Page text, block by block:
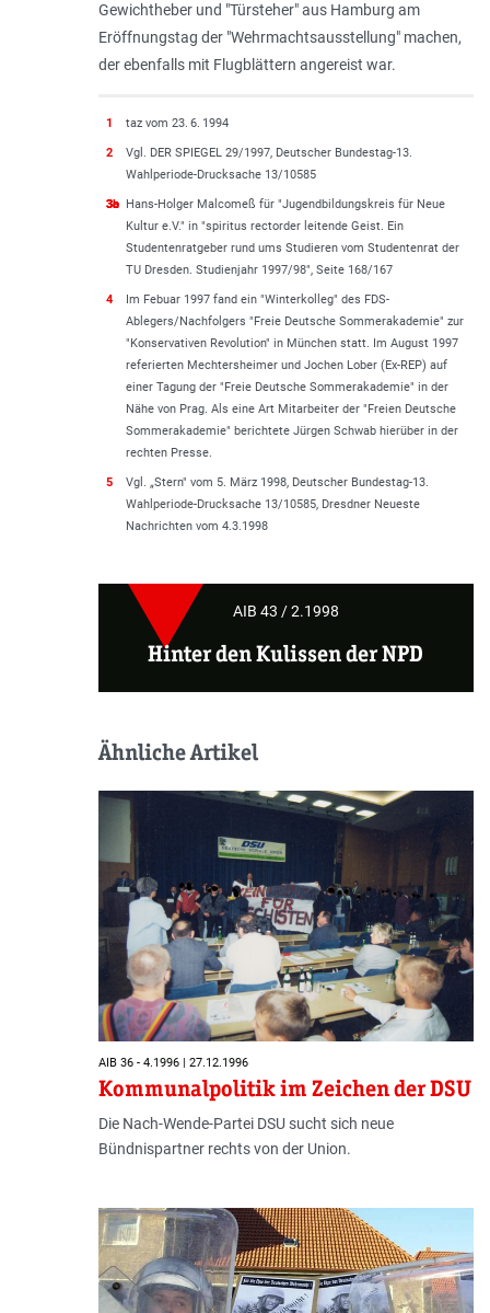
Gewichtheber und "Türsteher" aus Hamburg am
Eröffnungstag der "Wehrmachtsausstellung" machen,
der ebenfalls mit Flugblättern angereist war.
1 taz vom 23. 6. 1994
2
Vgl. DER SPIEGEL 29/1997, Deutscher Bundestag-13.
Wahlperiode-Drucksache 13/10585
3a
3b
3c
Hans-Holger Malcomeß für "Jugendbildungskreis für Neue
Kultur e.V." in "spiritus rectorder leitende Geist. Ein
Studentenratgeber rund ums Studieren vom Studentenrat der
TU Dresden. Studienjahr 1997/98", Seite 168/167
4
Im Febuar 1997 fand ein "Winterkolleg" des FDS-
Ablegers/Nachfolgers "Freie Deutsche Sommerakademie" zur
"Konservativen Revolution" in München statt. Im August 1997
referierten Mechtersheimer und Jochen Lober (Ex-REP) auf
einer Tagung der "Freie Deutsche Sommerakademie" in der
Nähe von Prag. Als eine Art Mitarbeiter der "Freien Deutsche
Sommerakademie" berichtete Jürgen Schwab hierüber in der
rechten Presse.
5
Vgl. „Stern" vom 5. März 1998, Deutscher Bundestag-13.
Wahlperiode-Drucksache 13/10585, Dresdner Neueste
Nachrichten vom 4.3.1998
AIB 43 / 2.1998
Hinter den Kulissen der NPD
Ähnliche Artikel
AIB 36 - 4.1996 | 27.12.1996
Kommunalpolitik im Zeichen der DSU
Die Nach-Wende-Partei DSU sucht sich neue
Bündnispartner rechts von der Union.